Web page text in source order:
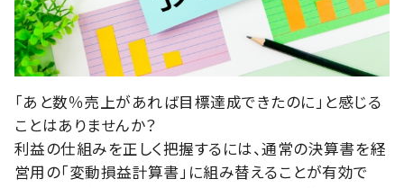
「あと数％売上があれば目標達成できたのに」と感じる
ことはありませんか？
利益の仕組みを正しく把握するには、通常の決算書を経
営用の「変動損益計算書」に組み替えることが有効で